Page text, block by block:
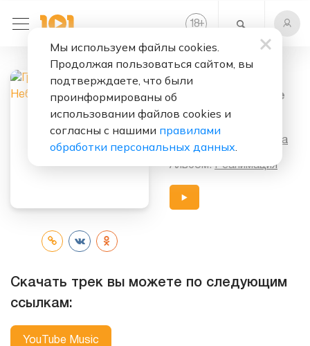
18+
Небо Как Кофе
Гражданская Оборона
Альбом:Реанимация
Скачать трек вы можете по следующим
ссылкам:
YouTube Music
Мы используем файлы cookies.
Продолжая пользоваться сайтом, вы
подтверждаете, что были
проинформированы об
использовании файлов cookies и
согласны с нашими правилами
обработки персональных данных.